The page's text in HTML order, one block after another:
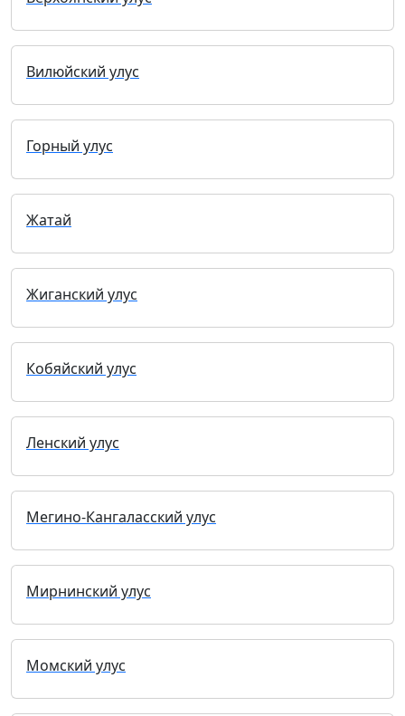
Вилюйский улус
Горный улус
Жатай
Жиганский улус
Кобяйский улус
Ленский улус
Мегино-Кангаласский улус
Мирнинский улус
Момский улус